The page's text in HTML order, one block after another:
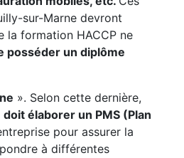
sur-Marne devront
la formation HACCP ne
posséder un diplôme
». Selon cette dernière,
doit élaborer un PMS (Plan
pour assurer la
à différentes